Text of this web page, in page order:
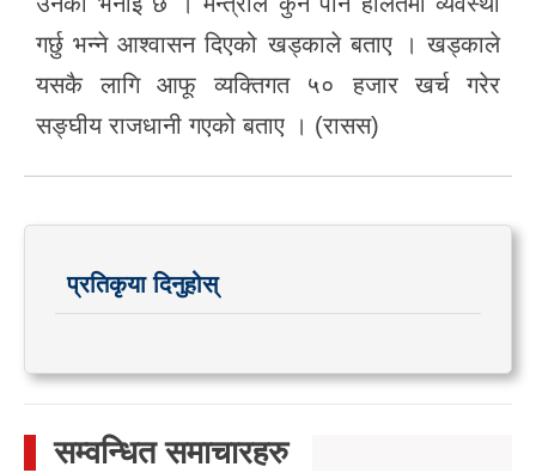
गर्छु भन्ने आश्वासन दिएको खड्काले बताए । खड्काले
यसकै लागि आफू व्यक्तिगत ५० हजार खर्च गरेर
सङ्घीय राजधानी गएको बताए । (रासस)
प्रतिकृया दिनुहोस्
सम्वन्धित समाचारहरु